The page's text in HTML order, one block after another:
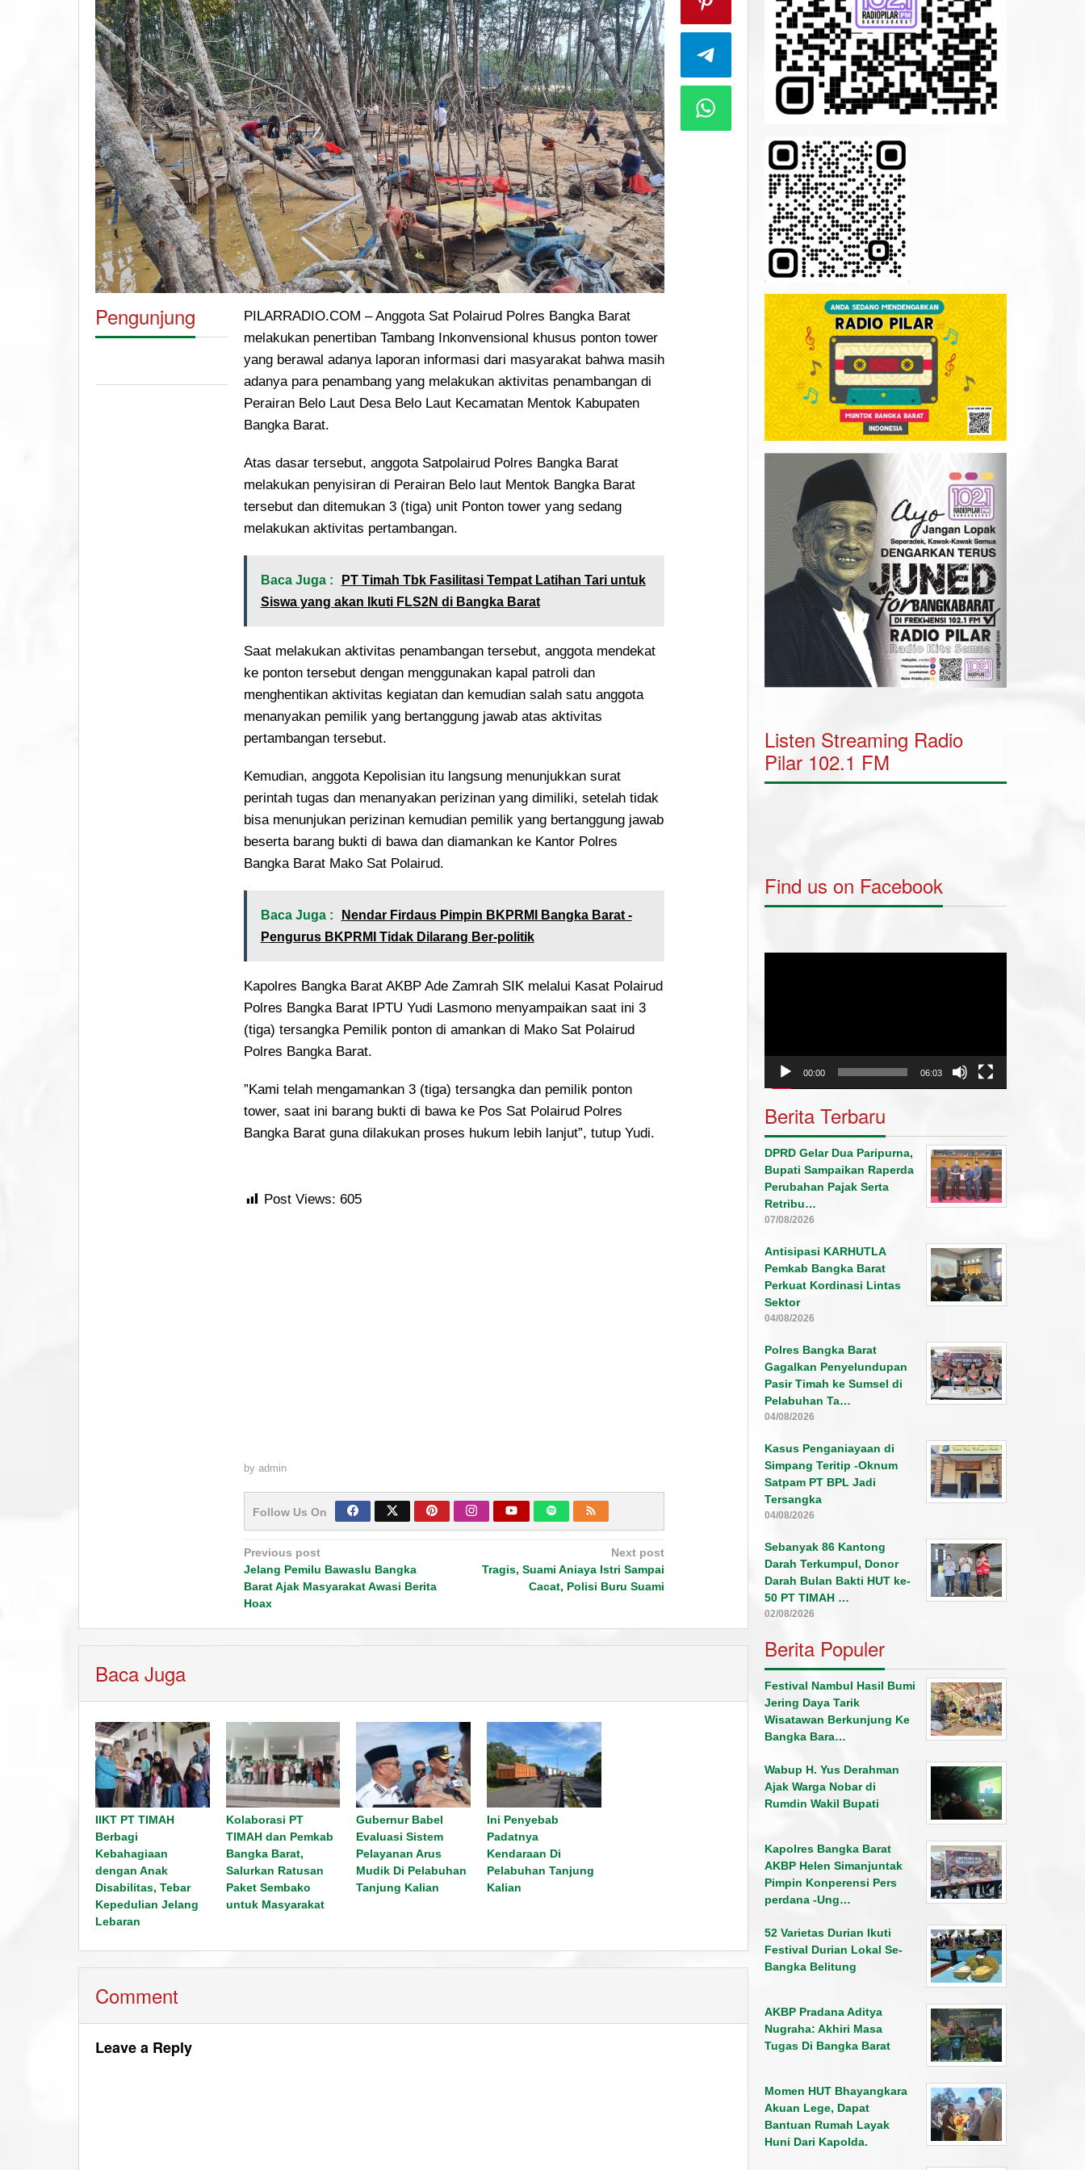
Pengunjung
PILARRADIO.COM – Anggota Sat Polairud Polres Bangka Barat
melakukan penertiban Tambang Inkonvensional khusus ponton tower
yang berawal adanya laporan informasi dari masyarakat bahwa masih
adanya para penambang yang melakukan aktivitas penambangan di
Perairan Belo Laut Desa Belo Laut Kecamatan Mentok Kabupaten
Bangka Barat.
Atas dasar tersebut, anggota Satpolairud Polres Bangka Barat
melakukan penyisiran di Perairan Belo laut Mentok Bangka Barat
tersebut dan ditemukan 3 (tiga) unit Ponton tower yang sedang
melakukan aktivitas pertambangan.
Baca Juga :
PT Timah Tbk Fasilitasi Tempat Latihan Tari untuk
Siswa yang akan Ikuti FLS2N di Bangka Barat
Saat melakukan aktivitas penambangan tersebut, anggota mendekat
ke ponton tersebut dengan menggunakan kapal patroli dan
menghentikan aktivitas kegiatan dan kemudian salah satu anggota
menanyakan pemilik yang bertanggung jawab atas aktivitas
pertambangan tersebut.
Kemudian, anggota Kepolisian itu langsung menunjukkan surat
perintah tugas dan menanyakan perizinan yang dimiliki, setelah tidak
bisa menunjukan perizinan kemudian pemilik yang bertanggung jawab
beserta barang bukti di bawa dan diamankan ke Kantor Polres
Bangka Barat Mako Sat Polairud.
Baca Juga :
Nendar Firdaus Pimpin BKPRMI Bangka Barat -
Pengurus BKPRMI Tidak Dilarang Ber-politik
Kapolres Bangka Barat AKBP Ade Zamrah SIK melalui Kasat Polairud
Polres Bangka Barat IPTU Yudi Lasmono menyampaikan saat ini 3
(tiga) tersangka Pemilik ponton di amankan di Mako Sat Polairud
Polres Bangka Barat.
”Kami telah mengamankan 3 (tiga) tersangka dan pemilik ponton
tower, saat ini barang bukti di bawa ke Pos Sat Polairud Polres
Bangka Barat guna dilakukan proses hukum lebih lanjut”, tutup Yudi.
Post Views: 605
by admin
Follow Us On
Post
navigation
Previous post
Jelang Pemilu Bawaslu Bangka
Barat Ajak Masyarakat Awasi Berita
Hoax
Next post
Tragis, Suami Aniaya Istri Sampai
Cacat, Polisi Buru Suami
Baca Juga
IIKT PT TIMAH
Berbagi
Kebahagiaan
dengan Anak
Disabilitas, Tebar
Kepedulian Jelang
Lebaran
Kolaborasi PT
TIMAH dan Pemkab
Bangka Barat,
Salurkan Ratusan
Paket Sembako
untuk Masyarakat
Gubernur Babel
Evaluasi Sistem
Pelayanan Arus
Mudik Di Pelabuhan
Tanjung Kalian
Ini Penyebab
Padatnya
Kendaraan Di
Pelabuhan Tanjung
Kalian
Comment
Leave a Reply
Listen Streaming Radio
Pilar 102.1 FM
Find us on Facebook
00:00 06:03
Berita Terbaru
DPRD Gelar Dua Paripurna,
Bupati Sampaikan Raperda
Perubahan Pajak Serta
Retribu…
07/08/2026
Antisipasi KARHUTLA
Pemkab Bangka Barat
Perkuat Kordinasi Lintas
Sektor
04/08/2026
Polres Bangka Barat
Gagalkan Penyelundupan
Pasir Timah ke Sumsel di
Pelabuhan Ta…
04/08/2026
Kasus Penganiayaan di
Simpang Teritip -Oknum
Satpam PT BPL Jadi
Tersangka
04/08/2026
Sebanyak 86 Kantong
Darah Terkumpul, Donor
Darah Bulan Bakti HUT ke-
50 PT TIMAH …
02/08/2026
Berita Populer
Festival Nambul Hasil Bumi
Jering Daya Tarik
Wisatawan Berkunjung Ke
Bangka Bara…
Wabup H. Yus Derahman
Ajak Warga Nobar di
Rumdin Wakil Bupati
Kapolres Bangka Barat
AKBP Helen Simanjuntak
Pimpin Konperensi Pers
perdana -Ung…
52 Varietas Durian Ikuti
Festival Durian Lokal Se-
Bangka Belitung
AKBP Pradana Aditya
Nugraha: Akhiri Masa
Tugas Di Bangka Barat
Momen HUT Bhayangkara
Akuan Lege, Dapat
Bantuan Rumah Layak
Huni Dari Kapolda.